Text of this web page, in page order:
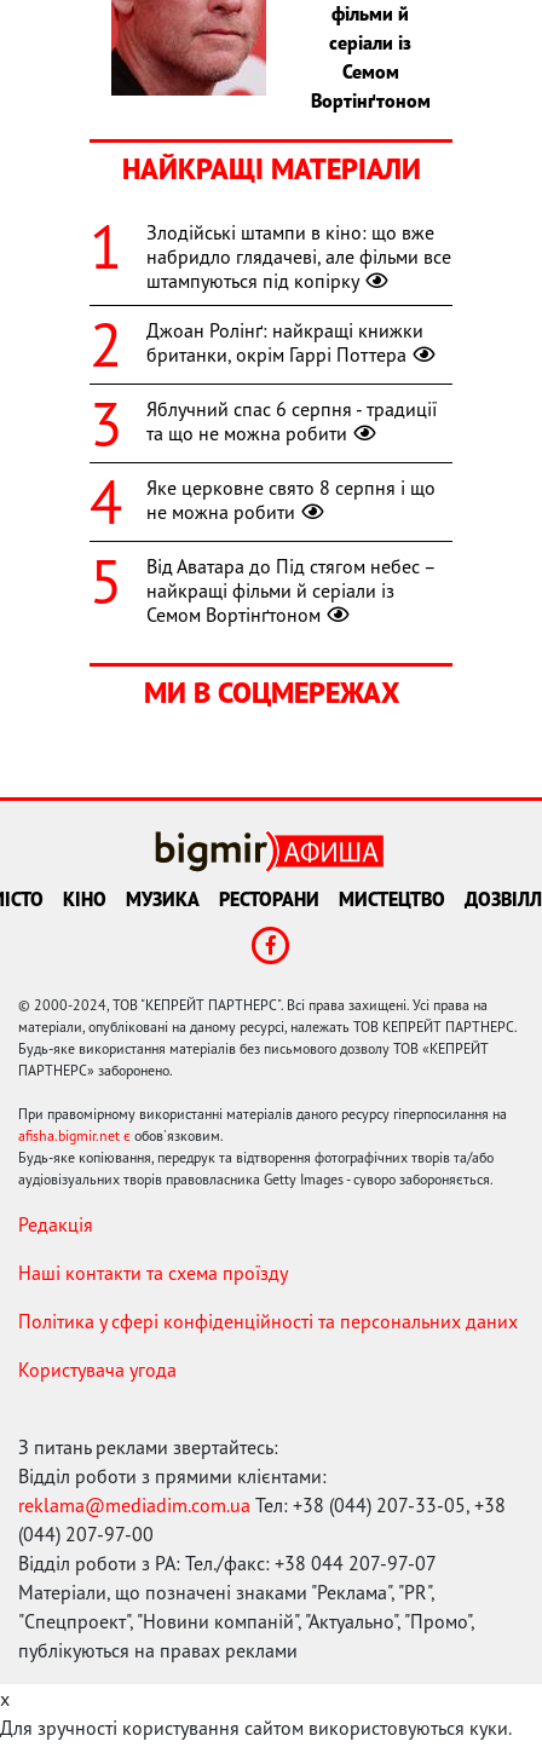
фільми й
серіали із
Семом
Вортінґтоном
НАЙКРАЩІ МАТЕРІАЛИ
Злодійські штампи в кіно: що вже
набридло глядачеві, але фільми все
штампуються під копірку
Джоан Ролінґ: найкращі книжки
британки, окрім Гаррі Поттера
Яблучний спас 6 серпня - традиції
та що не можна робити
Яке церковне свято 8 серпня і що
не можна робити
Від Аватара до Під стягом небес –
найкращі фільми й серіали із
Семом Вортінґтоном
МИ В СОЦМЕРЕЖАХ
КІНО МУЗИКА РЕСТОРАНИ МИСТЕЦТВО
© 2000-2024, ТОВ "КЕПРЕЙТ ПАРТНЕРС". Всі права захищені. Усі права на
матеріали, опубліковані на даному ресурсі, належать ТОВ КЕПРЕЙТ ПАРТНЕРС.
Будь-яке використання матеріалів без письмового дозволу ТОВ «КЕПРЕЙТ
ПАРТНЕРС» заборонено.
При правомірному використанні матеріалів даного ресурсу гіперпосилання на
afisha.bigmir.net є обов'язковим.
Будь-яке копіювання, передрук та відтворення фотографічних творів та/або
аудіовізуальних творів правовласника Getty Images - суворо забороняється.
Редакція
Наші контакти та схема проїзду
Політика у сфері конфіденційності та персональних даних
Користувача угода
З питань реклами звертайтесь:
Відділ роботи з прямими клієнтами:
reklama@mediadim.com.ua Тел: +38 (044) 207-33-05, +38
(044) 207-97-00
Відділ роботи з РА: Тел./факс: +38 044 207-97-07
Матеріали, що позначені знаками "Реклама", "PR",
"Спецпроект", "Новини компаній", "Актуально", "Промо",
публікуються на правах реклами
x
Для зручності користування сайтом використовуються куки.